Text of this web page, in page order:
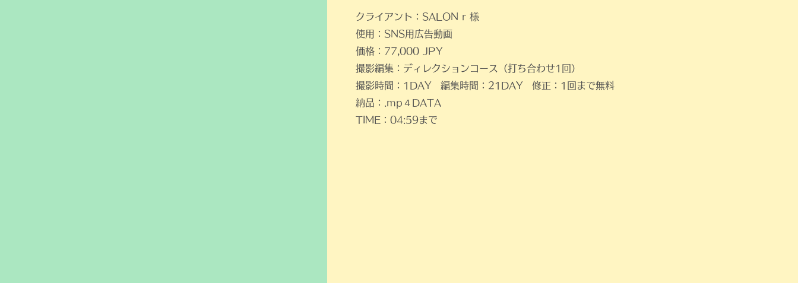
クライアント：SALON r 様
使用：SNS用広告動画
価格：77,000 JPY​
​撮影編集：ディレクションコース（打ち合わせ1回）
​撮影時間：1DAY 編集時間：21DAY 修正：1回まで無料
納品：.mp４DATA
TIME：04:59まで